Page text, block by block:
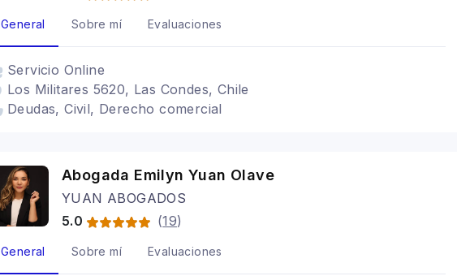
General Sobre mí Evaluaciones
Servicio Online
Los Militares 5620, Las Condes, Chile
Deudas, Civil, Derecho comercial
Abogada Emilyn Yuan Olave
YUAN ABOGADOS
5.0
(19)
General Sobre mí Evaluaciones